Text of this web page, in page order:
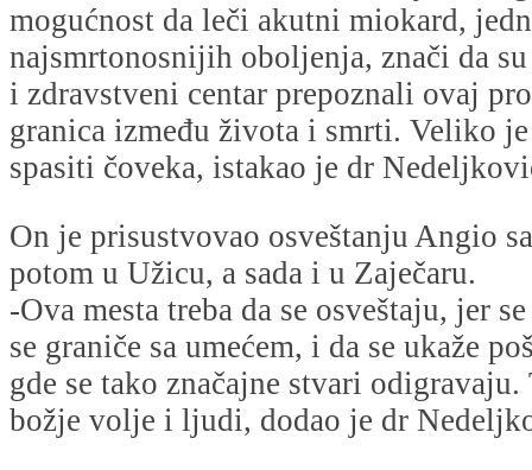
mogućnost da leči akutni miokard,
najsmrtonosnijih oboljenja, znači da
i zdravstveni centar prepoznali ovaj
granica između života i smrti. Veliko
spasiti čoveka, istakao je dr
On je prisustvovao osveštanju Angio
potom u Užicu, a sada i u Zaječaru.
-Ova mesta treba da se osveštaju, jer
se graniče sa umećem, i da se ukaže
gde se tako značajne stvari odigravaju.
božje volje i ljudi, dodao je dr